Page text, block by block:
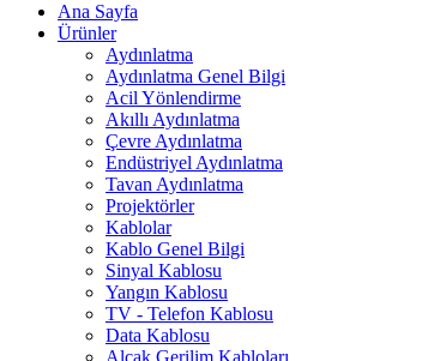
Ana Sayfa
Ürünler
Aydınlatma
Aydınlatma Genel Bilgi
Acil Yönlendirme
Akıllı Aydınlatma
Çevre Aydınlatma
Endüstriyel Aydınlatma
Tavan Aydınlatma
Projektörler
Kablolar
Kablo Genel Bilgi
Sinyal Kablosu
Yangın Kablosu
TV - Telefon Kablosu
Data Kablosu
Alçak Gerilim Kabloları